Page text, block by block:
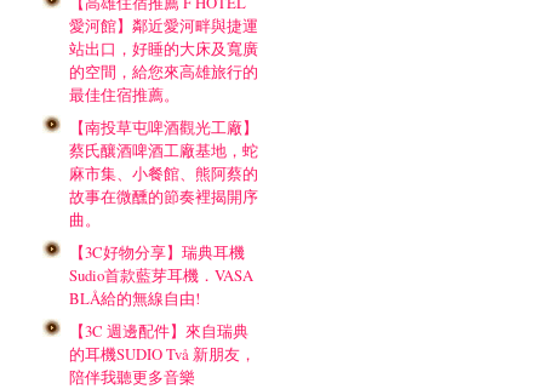
愛河館】鄰近愛河畔與捷運
站出口，好睡的大床及寬廣
的空間，給您來高雄旅行的
最佳住宿推薦。
【南投草屯啤酒觀光工廠】
蔡氏釀酒啤酒工廠基地，蛇
麻市集、小餐館、熊阿蔡的
故事在微醺的節奏裡揭開序
曲。
【3C好物分享】瑞典耳機
Sudio首款藍芽耳機．VASA
BLÅ給的無線自由!
【3C 週邊配件】來自瑞典
的耳機SUDIO Två 新朋友，
陪伴我聽更多音樂